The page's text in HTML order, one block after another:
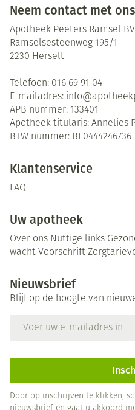
Neem contact met
Apotheek Peeters Ramsel
Ramselsesteenweg 195/1
2230 Herselt
Telefoon: 016 69 91 04
E-mailadres: info@
APB nummer: 133401
Apotheek titularis: Annelies
BTW nummer: BE0444246736
Klantenservice
FAQ
Uw apotheek
Over ons Nuttige links
wacht Voorschrift
Nieuwsbrief
Blijf op de hoogte van
Door op inschrijven te klikken,